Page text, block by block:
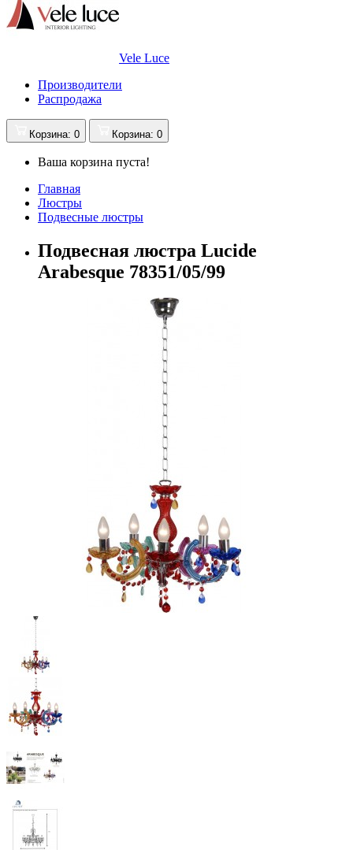
Vele Luce
Производители
Распродажа
Корзина: 0 Корзина: 0
Ваша корзина пуста!
Главная
Люстры
Подвесные люстры
Подвесная люстра Lucide
Arabesque 78351/05/99